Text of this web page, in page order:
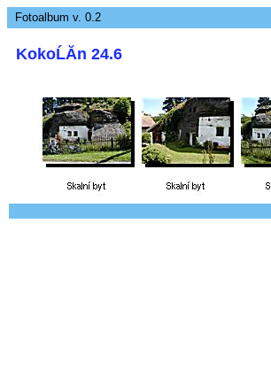
Fotoalbum v. 0.2
KokoĹĂ­n 24.6